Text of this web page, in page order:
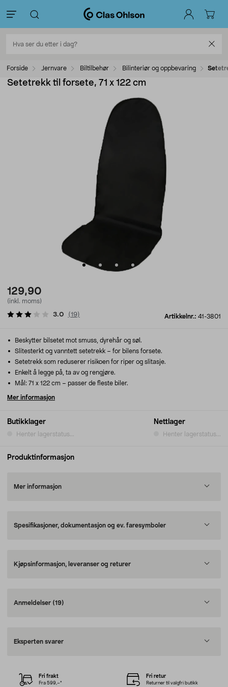
Forside Jernvare Biltilbehør Bilinteriør og oppbevaring
Setetrekk til forsete, 71 x 122 cm
129,90
(inkl. moms)
Artikkelnr.: 41-3801
3.0 (19)
Butikklager
Henter lagerstatus...
Nettlager
Henter lagerstatus...
Beskytter bilsetet mot smuss, dyrehår og søl.
Slitesterkt og vanntett setetrekk – for bilens forsete.
Setetrekk som reduserer risikoen for riper og slitasje.
Enkelt å legge på, ta av og rengjøre.
Mål: 71 x 122 cm – passer de fleste biler.
Mer informasjon
Produktinformasjon
Mer informasjon
Spesifikasjoner, dokumentasjon og ev. faresymboler
Kjøpsinformasjon, leveranser og returer
Anmeldelser (19)
Eksperten svarer
Fri frakt
Fra 599,–*
Fri retur
Returner til valgfri butikk